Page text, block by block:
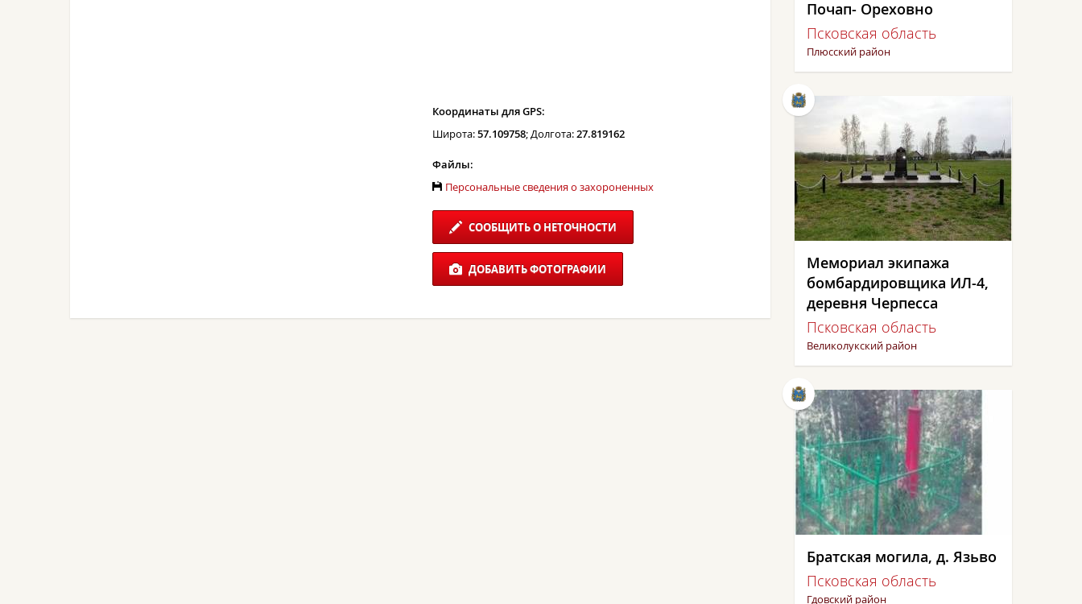
Координаты для GPS:
Широта:57.109758; Долгота:27.819162
Файлы:
Персональные сведения о захороненных
СООБЩИТЬ О НЕТОЧНОСТИ
ДОБАВИТЬ ФОТОГРАФИИ
Почап- Ореховно
Псковская область
Плюсский район
Мемориал экипажа
бомбардировщика ИЛ-4,
деревня Черпесса
Псковская область
Великолукский район
Братская могила, д. Язьво
Псковская область
Гдовский район